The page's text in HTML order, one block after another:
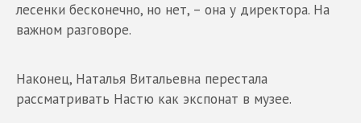
лесенки бесконечно, но нет, – она у директора. На
важном разговоре.
Наконец, Наталья Витальевна перестала
рассматривать Настю как экспонат в музее.